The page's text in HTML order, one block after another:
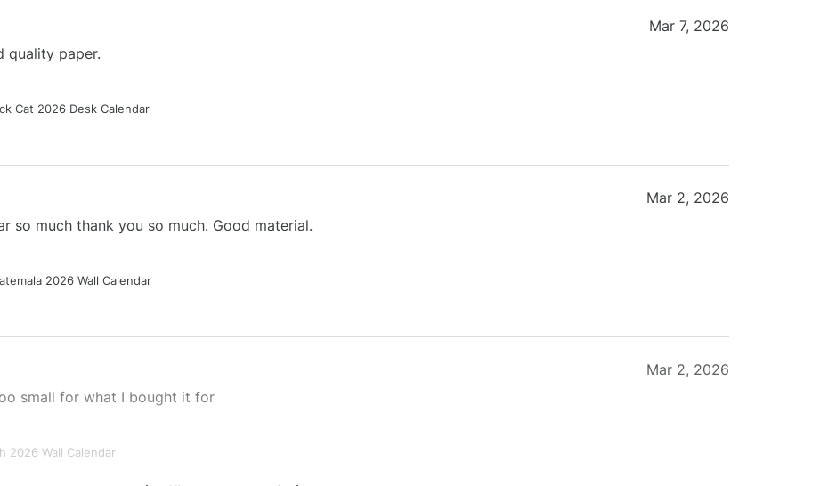
quality paper.
Cat 2026 Desk Calendar
Mar 7, 2026
so much thank you so much. Good material.
2026 Wall Calendar
Mar 2, 2026
small for what I bought it for
2026 Wall Calendar
Mar 2, 2026